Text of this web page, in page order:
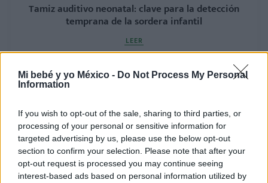
Mi bebé y yo México - Do Not Process My Personal
Information
If you wish to opt-out of the sale, sharing to third parties, or
processing of your personal or sensitive information for
targeted advertising by us, please use the below opt-out
section to confirm your selection. Please note that after your
opt-out request is processed you may continue seeing
interest-based ads based on personal information utilized by
Tamiz auditivo neonatal: clave para la detección
temprana de la sordera infantil
LEER